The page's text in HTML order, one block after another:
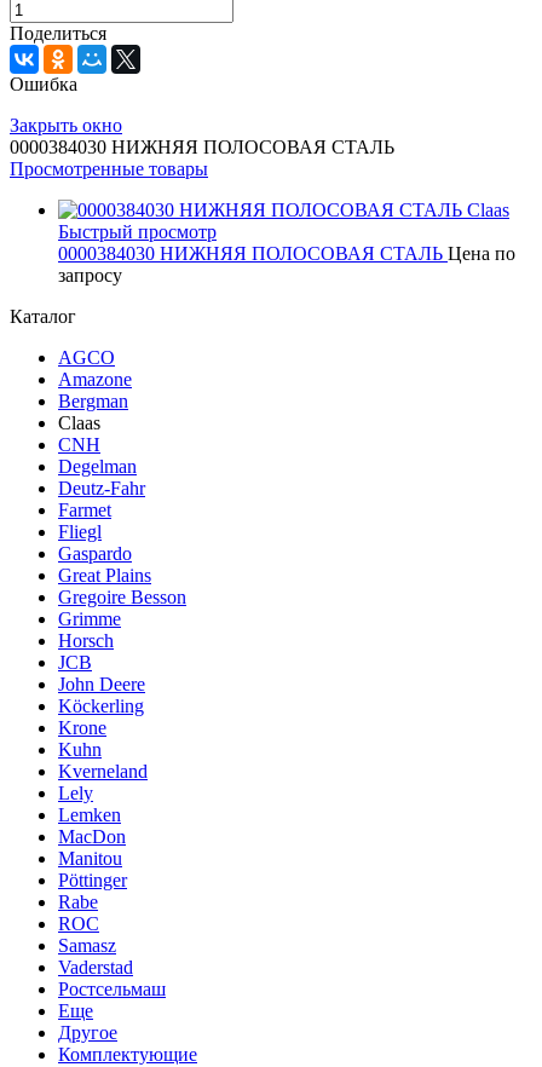
Поделиться
Ошибка
Закрыть окно
0000384030 НИЖНЯЯ ПОЛОСОВАЯ СТАЛЬ
Просмотренные товары
Быстрый просмотр
0000384030 НИЖНЯЯ ПОЛОСОВАЯ СТАЛЬ Цена по
запросу
Каталог
AGCO
Amazone
Bergman
Claas
CNH
Degelman
Deutz-Fahr
Farmet
Fliegl
Gaspardo
Great Plains
Gregoire Besson
Grimme
Horsch
JCB
John Deere
Köckerling
Krone
Kuhn
Kverneland
Lely
Lemken
MacDon
Manitou
Pöttinger
Rabe
ROC
Samasz
Vaderstad
Ростсельмаш
Еще
Другое
Комплектующие